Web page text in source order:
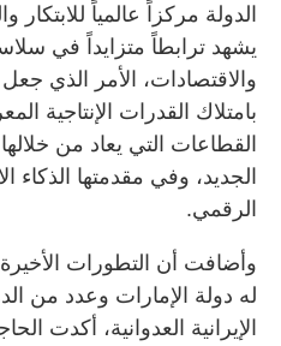
الدولة مركزاً عالمياً للابتكار
يشهد ترابطاً متزايداً في
والاقتصادات، الأمر الذي
بامتلاك القدرات الإنتاجية
القطاعات التي يعاد من
الجديد، وفي مقدمتها الذكاء
الرقمي.
وأضافت أن التطورات
له دولة الإمارات وعدد من
الإيرانية العدوانية، أكدت